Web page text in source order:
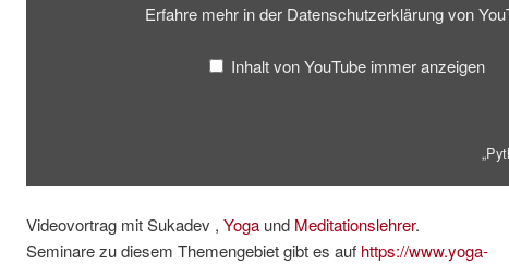
Erfahre mehr in der Datenschutzerklärung von
Inhalt von YouTube immer anzeigen
Videovortrag mit Sukadev , Yoga und Meditationslehrer.
Seminare zu diesem Themengebiet gibt es auf https://www.yoga-